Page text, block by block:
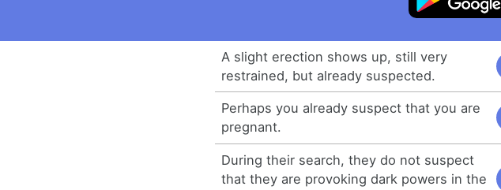
A slight erection shows up, still very
restrained, but already suspected.
Perhaps you already suspect that you are
pregnant.
During their search, they do not suspect
that they are provoking dark powers in the